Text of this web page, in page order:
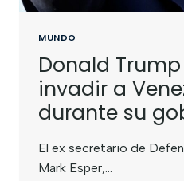
MUNDO
Donald
invadir a
durante su
El ex secretario de
Mark Esper,…